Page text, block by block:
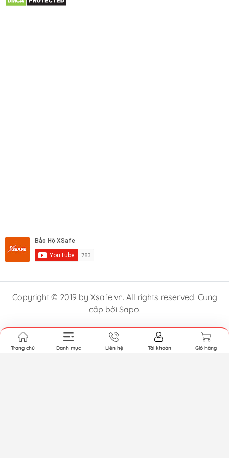
Copyright © 2019 by Xsafe.vn. All rights reserved. Cung
cấp bởi Sapo.
Trang chủ Danh mục Liên hệ Tài khoản Giỏ hàng